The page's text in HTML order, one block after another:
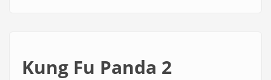
Kung Fu Panda 2